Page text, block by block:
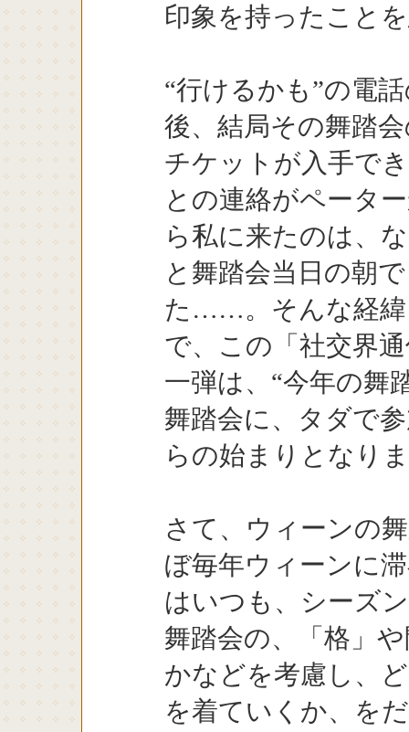
印象を持ったこと
“行けるかも”の電
後、結局その舞踏
チケットが入手で
との連絡がペータ
ら私に来たのは、
と舞踏会当日の朝
た……。そんな経緯
で、この「社交界
一弾は、“今年の舞
舞踏会に、タダで
らの始まりとなり
さて、ウィーンの
ぼ毎年ウィーンに
はいつも、シーズ
舞踏会の、「格」
かなどを考慮し、
を着ていくか、を